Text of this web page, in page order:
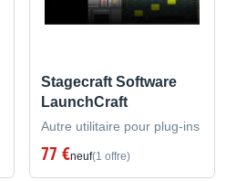
Stagecraft Software
LaunchCraft
Autre utilitaire pour plug-ins
77 €neuf(1 offre)